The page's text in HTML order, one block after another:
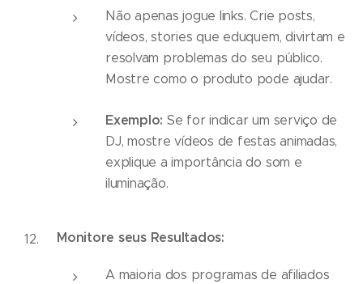
Não apenas jogue links. Crie posts,
vídeos, stories que eduquem, divirtam e
resolvam problemas do seu público.
Mostre como o produto pode ajudar.
Exemplo: Se for indicar um serviço de
DJ, mostre vídeos de festas animadas,
explique a importância do som e
iluminação.
Monitore seus Resultados:
A maioria dos programas de afiliados